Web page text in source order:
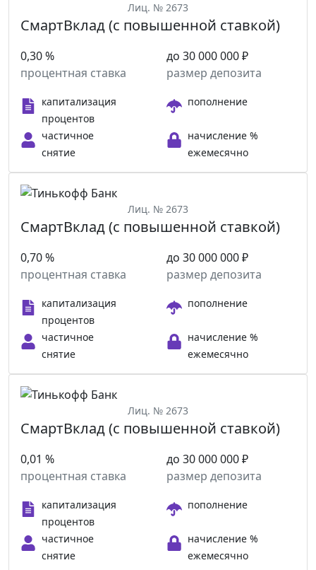
Лиц. № 2673
СмартВклад (с повышенной ставкой)
0,30 %
процентная ставка
до 30 000 000 ₽
размер депозита
капитализация
процентов
пополнение
частичное
снятие
начисление %
ежемесячно
Лиц. № 2673
СмартВклад (с повышенной ставкой)
0,70 %
процентная ставка
до 30 000 000 ₽
размер депозита
капитализация
процентов
пополнение
частичное
снятие
начисление %
ежемесячно
Лиц. № 2673
СмартВклад (с повышенной ставкой)
0,01 %
процентная ставка
до 30 000 000 ₽
размер депозита
капитализация
процентов
пополнение
частичное
снятие
начисление %
ежемесячно